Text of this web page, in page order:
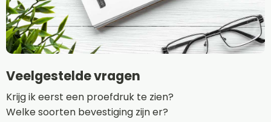
Veelgestelde vragen
Krijg ik eerst een proefdruk te zien?
Welke soorten bevestiging zijn er?